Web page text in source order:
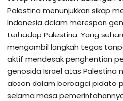
Palestina menunjukkan sikap
Indonesia dalam merespon
terhadap Palestina. Yang
mengambil langkah tegas
aktif mendesak penghentian
genosida Israel atas Palestina
absen dalam berbagai pidato
selama masa